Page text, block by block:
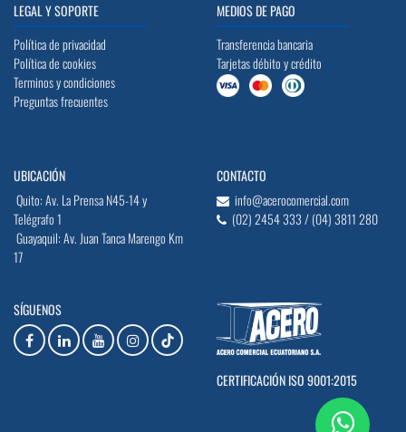
LEGAL Y SOPORTE
Política de privacidad
Política de cookies
Terminos y condiciones
Preguntas frecuentes
MEDIOS DE PAGO
Transferencia bancaria
Tarjetas débito y crédito
UBICACIÓN
Quito: Av. La Prensa N45-14 y
Telégrafo 1
Guayaquil: Av. Juan Tanca Marengo Km
17
CONTACTO
info@acerocomercial.com
(02) 2454 333 / (04) 3811 280
SÍGUENOS
CERTIFICACIÓN ISO 9001:2015